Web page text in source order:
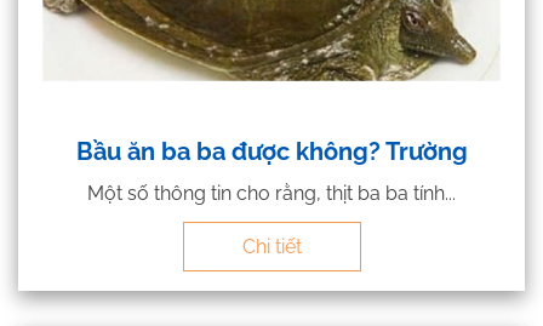
Bầu ăn ba ba được không? Trường
Một số thông tin cho rằng, thịt ba ba tính...
Chi tiết